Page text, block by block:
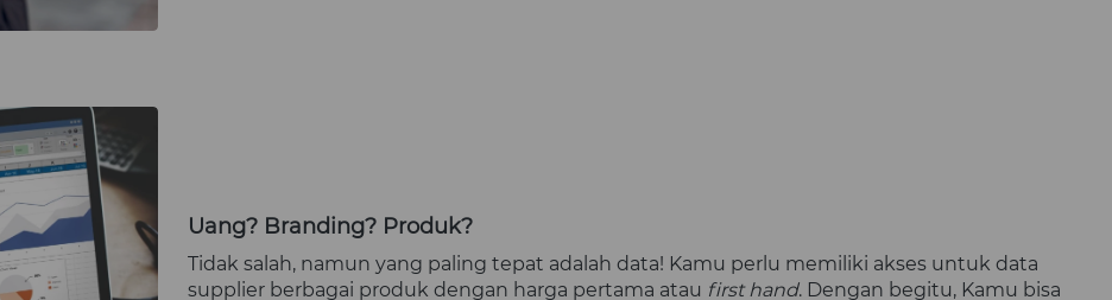
Uang? Branding? Produk?
Tidak salah, namun yang paling tepat adalah data! Kamu perlu memiliki akses untuk data
supplier berbagai produk dengan harga pertama atau first hand. Dengan begitu, Kamu bisa